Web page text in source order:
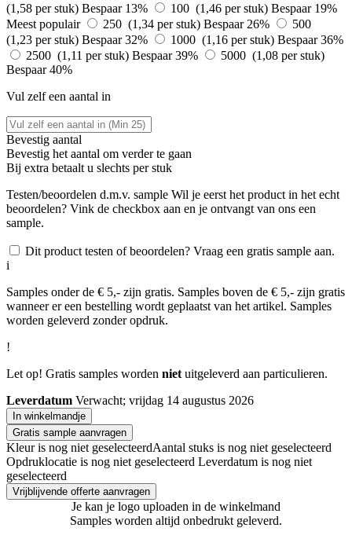
(1,58 per stuk) Bespaar 13% 100 (1,46 per stuk) Bespaar 19%
Meest populair
250 (1,34 per stuk) Bespaar 26%
500
(1,23 per stuk) Bespaar 32% 1000 (1,16 per stuk) Bespaar 36%
2500 (1,11 per stuk) Bespaar 39%
5000 (1,08 per stuk)
Bespaar 40%
Vul zelf een aantal in
Bevestig aantal
Bevestig het aantal om verder te gaan
Bij extra betaalt u slechts per stuk
Testen/beoordelen d.m.v. sample Wil je eerst het product in het echt
beoordelen? Vink de checkbox aan en je ontvangt van ons een
sample.
Dit product testen of beoordelen? Vraag een gratis sample aan.
i
Samples onder de € 5,- zijn gratis. Samples boven de € 5,- zijn gratis
wanneer er een bestelling wordt geplaatst van het artikel. Samples
worden geleverd zonder opdruk.
!
Let op! Gratis samples worden niet uitgeleverd aan particulieren.
Leverdatum Verwacht; vrijdag 14 augustus 2026
In winkelmandje
Gratis sample aanvragen
Kleur is nog niet geselecteerdAantal stuks is nog niet geselecteerd
Opdruklocatie is nog niet geselecteerd Leverdatum is nog niet
geselecteerd
Vrijblijvende offerte aanvragen
Je kan je logo uploaden in de winkelmand
Samples worden altijd onbedrukt geleverd.